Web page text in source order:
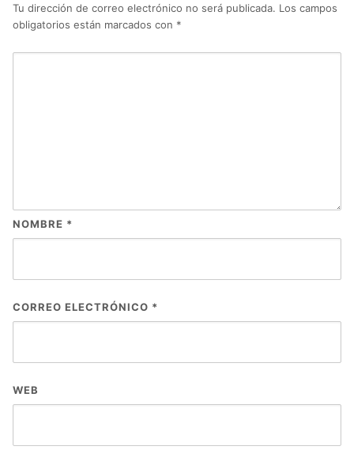
Tu dirección de correo electrónico no será publicada. Los campos
obligatorios están marcados con *
NOMBRE *
CORREO ELECTRÓNICO *
WEB